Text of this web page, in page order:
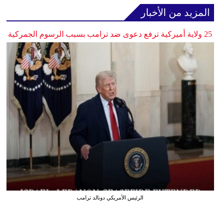
المزيد من الأخبار
25 ولاية أميركية ترفع دعوى ضد ترامب بسبب الرسوم الجمركية
الرئيس الأمريكي دونالد ترامب